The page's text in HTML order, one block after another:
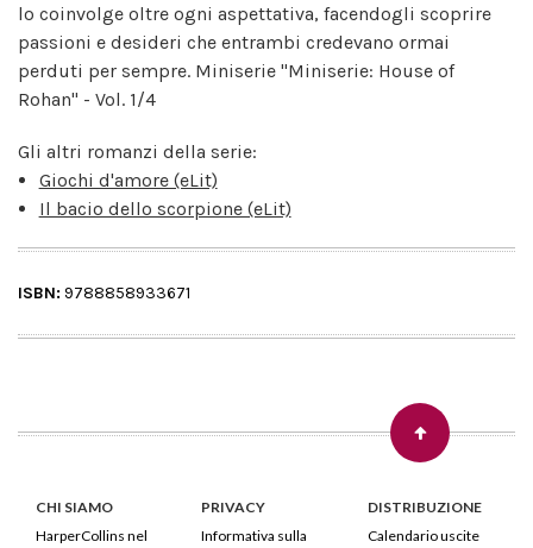
lo coinvolge oltre ogni aspettativa, facendogli scoprire
passioni e desideri che entrambi credevano ormai
perduti per sempre. Miniserie "Miniserie: House of
Rohan" - Vol. 1/4
Gli altri romanzi della serie:
Giochi d'amore (eLit)
Il bacio dello scorpione (eLit)
ISBN: 9788858933671
CHI SIAMO
HarperCollins nel
PRIVACY
Informativa sulla
DISTRIBUZIONE
Calendario uscite